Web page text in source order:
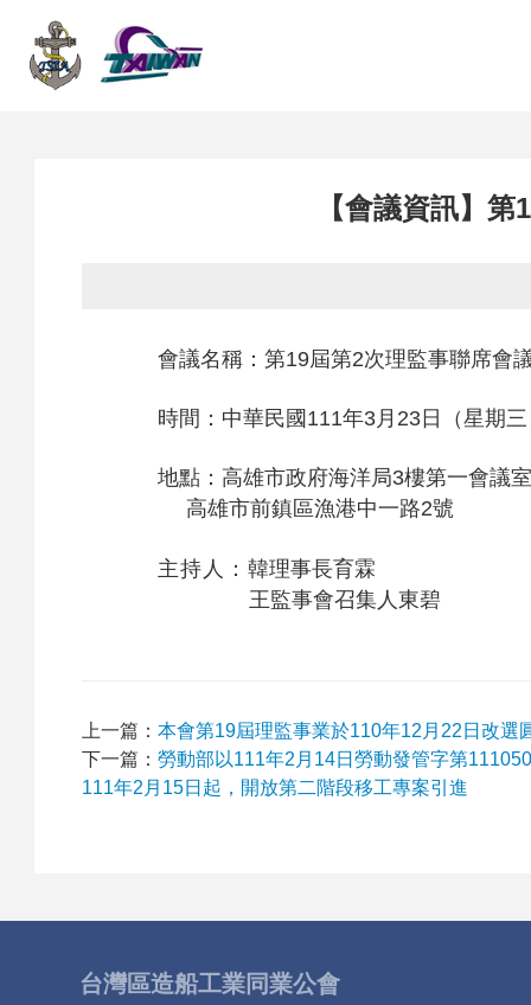
網
我
們
【會議資訊】
會議名稱：第19屆第2次理監事聯席會
時間：中華民國 111年3月23 日（星期
地點：高雄市政府海洋局3樓第一會議
高雄市前鎮區漁港中一路2號
主持人：韓理事長育霖
王監事會召集人東碧
上一篇：本會第19屆理監事業於110年12月22日改選
下一篇：勞動部以111年2月14日勞動發管字第
111年2月15日起，開放第二階段移工專案引進
台灣區造船工業同業公會